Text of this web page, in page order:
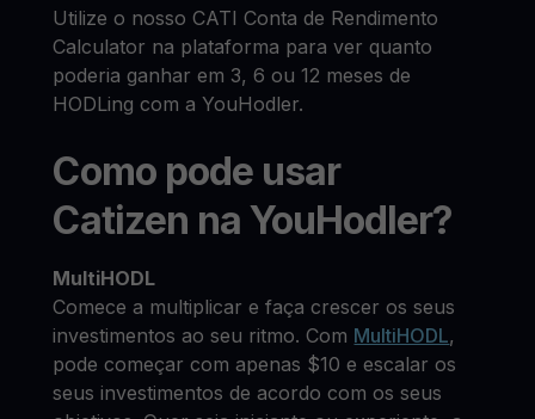
Utilize o nosso CATI Conta de Rendimento
Calculator na plataforma para ver quanto
poderia ganhar em 3, 6 ou 12 meses de
HODLing com a YouHodler.
Como pode usar
Catizen na YouHodler?
MultiHODL
Comece a multiplicar e faça crescer os seus
investimentos ao seu ritmo. Com MultiHODL,
pode começar com apenas $10 e escalar os
seus investimentos de acordo com os seus